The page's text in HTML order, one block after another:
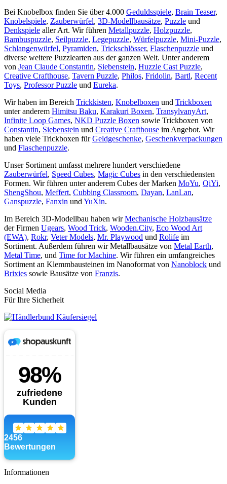
Bei Knobelbox finden Sie über 4.000 Geduldsspiele, Brain Teaser,
Knobelspiele, Zauberwürfel, 3D-Modellbausätze, Puzzle und
Denkspiele aller Art. Wir führen Metallpuzzle, Holzpuzzle,
Bambuspuzzle, Seilpuzzle, Legepuzzle, Würfelpuzzle, Mini-Puzzle,
Schlangenwürfel, Pyramiden, Trickschlösser, Flaschenpuzzle und
diverse weitere Puzzlearten aus der ganzen Welt. Unter anderem
von Jean Claude Constantin, Siebenstein, Huzzle Cast Puzzle,
Creative Crafthouse, Tavern Puzzle, Philos, Fridolin, Bartl, Recent
Toys, Professor Puzzle und Eureka.
Wir haben im Bereich Trickkisten, Knobelboxen und Trickboxen
unter anderem Himitsu Baku, Karakuri Boxen, TransylvanyArt,
Infinite Loop Games, NKD Puzzle Boxen sowie Trickboxen von
Constantin, Siebenstein und Creative Crafthouse im Angebot. Wir
haben viele Trickboxen fürGeldgeschenke, Geschenkverpackungen
und Flaschenpuzzle.
Unser Sortiment umfasst mehrere hundert verschiedene
Zauberwürfel, Speed Cubes, Magic Cubes in den verschiedensten
Formen. Wir führen unter anderem Cubes der Marken MoYu, QiYi,
ShengShou, Meffert, Cubbing Classroom, Dayan, LanLan,
Ganspuzzle, Fanxin und YuXin.
Im Bereich 3D-Modellbau haben wirMechanische Holzbausätze
der Firmen Ugears, Wood Trick, Wooden.City, Eco Wood Art
(EWA), Rokr, Veter Models, Mr. Playwood und Rolife im
Sortiment. Außerdem führen wir Metallbausätze von Metal Earth,
Metal Time, und Time for Machine. Wir führen ein umfangreiches
Sortiment an Klemmbausteinen im Nanoformat von Nanoblock und
Brixies sowie Bausätze von Franzis.
Social Media
Für Ihre Sicherheit
Informationen